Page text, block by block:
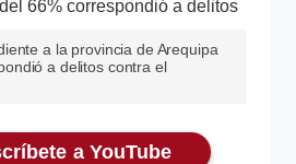
a la provincia de Arequipa
a delitos contra el
a YouTube